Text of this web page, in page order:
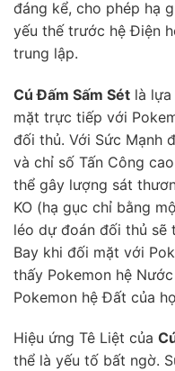
đáng kể, cho phép hạ
yếu thế trước hệ Điện
trung lập.
Cú Đấm Sấm Sét là
mặt trực tiếp với
đối thủ. Với Sức Mạnh
và chỉ số Tấn Công
thể gây lượng sát
KO (hạ gục chỉ bằng
léo dự đoán đối thủ sẽ
Bay khi đối mặt với
thấy Pokemon hệ
Pokemon hệ Đất của
Hiệu ứng Tê Liệt của
thể là yếu tố bất ngờ.